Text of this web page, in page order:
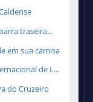
traseira...
em sua camisa
de L...
do Cruzeiro